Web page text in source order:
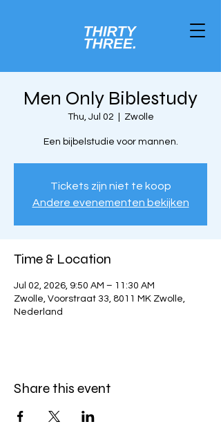
Men Only Biblestudy
Thu, Jul 02 Zwolle
Een bijbelstudie voor mannen.
Tickets zijn niet te koop
Andere evenementen bekijken
Time & Location
Jul 02, 2026, 9:50 AM – 11:30 AM
Zwolle, Voorstraat 33, 8011 MK Zwolle,
Nederland
Share this event